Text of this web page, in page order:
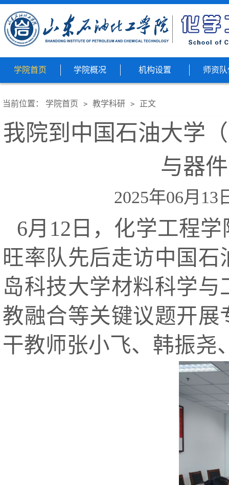
学院首页 学院概况 机构设置 师资
当前位置： 学院首页 > 教学科研 > 正文
我院到中国石油大学
与器
2025年06月13
6月12日，化学工程
旺率队先后走访中国
岛科技大学材料科学
教融合等关键议题开
干教师张小飞、韩振尧